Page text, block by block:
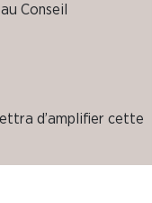
Conseil
d’amplifier cette